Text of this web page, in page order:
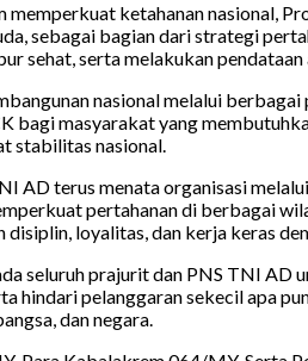
ketahanan nasional,
sebagai bagian dari strategi
sehat, serta melakukan
nasional melalui
masyarakat yang
stabilitas nasional.
AD terus menata organisasi
pertahanan di berbagai
loyalitas, dan kerja keras
seluruh prajurit dan PNS TNI
hindari pelanggaran sekecil apa
dan negara.